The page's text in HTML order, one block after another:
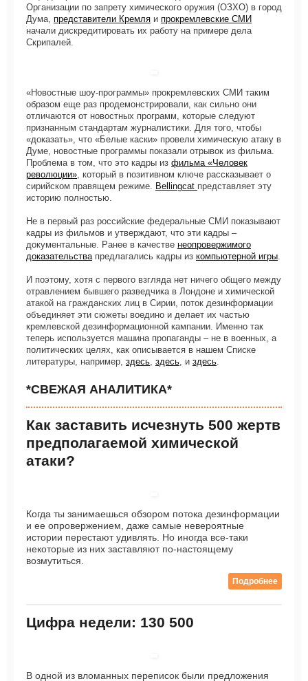
Организации по запрету химического оружия (ОЗХО) в город
Дума, представители Кремля и прокремлевские СМИ
начали дискредитировать их работу на примере дела
Скрипалей.
«Новостные шоу-программы» прокремлевских СМИ таким
образом еще раз продемонстрировали, как сильно они
отличаются от новостных программ, которые следуют
признанным стандартам журналистики. Для того, чтобы
«доказать», что «Белые каски» провели химическую атаку в
Думе, новостные программы показали отрывок из фильма.
Проблема в том, что это кадры из фильма «Человек
революции» , который в позитивном ключе рассказывает о
сирийском правящем режиме.
Bellingcat представляет эту
историю полностью.
Не в первый раз российские федеральные СМИ показывают
кадры из фильмов и утверждают, что эти кадры –
документальные. Ранее в качестве неопровержимого
доказательства предлагались кадры из компьютерной игры
И поэтому, хотя с первого взгляда нет ничего общего между
отравлением бывшего разведчика в Лондоне и химической
атакой на гражданских лиц в Сирии, поток дезинформации
объединяет эти сюжеты воедино и делает их частью
кремлевской дезинформационной кампании. Именно так
теперь используется машина пропаганды – не в военных, а
политических целях, как описывается в нашем Списке
литературы, например, здесь здесь , и здесь
*СВЕЖАЯ АНАЛИТИКА*
Как заставить исчезнуть 500 жертв
предполагаемой химической
атаки?
Когда ты занимаешься обзором потока дезинформации
и ее опровержением, даже самые невероятные
истории перестают удивлять. Но иногда все-таки
некоторые из них заставляют по-настоящему
возмутиться.
Подробнее
Цифра недели: 130 500
В одной из вломанных переписок были предложения